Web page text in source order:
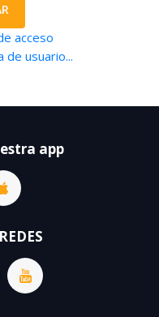
acceso
de usuario...
app